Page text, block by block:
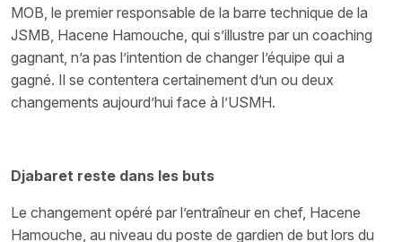
MOB, le premier responsable de la barre technique de la
JSMB, Hacene Hamouche, qui s’illustre par un coaching
gagnant, n’a pas l’intention de changer l’équipe qui a
gagné. Il se contentera certainement d’un ou deux
changements aujourd’hui face à l’USMH.
Djabaret reste dans les buts
Le changement opéré par l’entraîneur en chef, Hacene
Hamouche, au niveau du poste de gardien de but lors du